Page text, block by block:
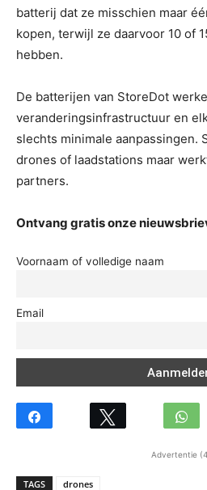
batterij dat ze misschien maar
kopen, terwijl ze daarvoor 10 of
hebben.
De batterijen van StoreDot
veranderingsinfrastructuur en
slechts minimale aanpassingen.
drones of laadstations maar
partners.
Ontvang gratis onze
Voornaam of volledige naam
Email
Advertentie
TAGS drones